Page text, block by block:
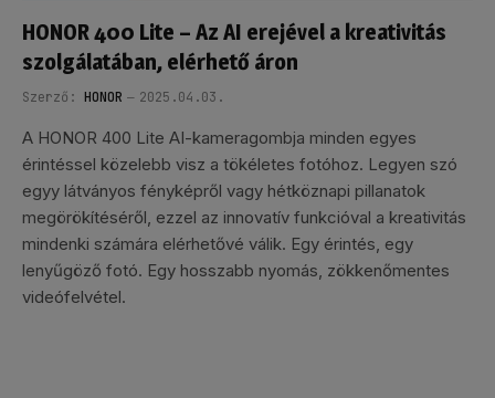
HONOR 400 Lite – Az AI erejével a kreativitás
szolgálatában, elérhető áron
Szerző: HONOR 2025.04.03.
A HONOR 400 Lite AI-kameragombja minden egyes
érintéssel közelebb visz a tökéletes fotóhoz. Legyen szó
egyy látványos fényképről vagy hétköznapi pillanatok
megörökítéséről, ezzel az innovatív funkcióval a kreativitás
mindenki számára elérhetővé válik. Egy érintés, egy
lenyűgöző fotó. Egy hosszabb nyomás, zökkenőmentes
videófelvétel.